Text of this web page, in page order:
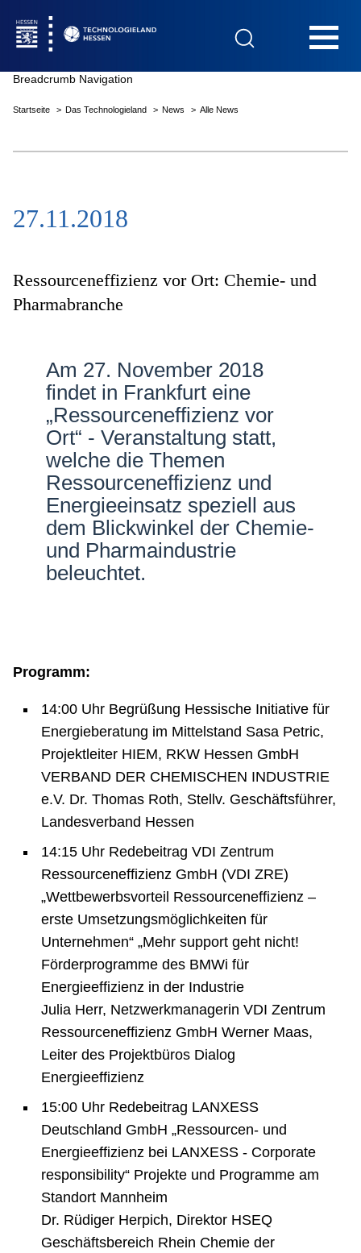
Das Technologieland
Innovationsfelder
Netzwerke
Breadcrumb Navigation
Startseite Das Technologieland News Alle News
27.11.2018
Ressourceneffizienz vor Ort: Chemie- und
Pharmabranche
Am 27. November 2018
findet in Frankfurt eine
„Ressourceneffizienz vor
Ort“ - Veranstaltung statt,
welche die Themen
Ressourceneffizienz und
Energieeinsatz speziell aus
dem Blickwinkel der Chemie-
und Pharmaindustrie
beleuchtet.
Programm:
14:00 Uhr Begrüßung Hessische Initiative für
Energieberatung im Mittelstand Sasa Petric,
Projektleiter HIEM, RKW Hessen GmbH
VERBAND DER CHEMISCHEN INDUSTRIE
e.V. Dr. Thomas Roth, Stellv. Geschäftsführer,
Landesverband Hessen
14:15 Uhr Redebeitrag VDI Zentrum
Ressourceneffizienz GmbH (VDI ZRE)
„Wettbewerbsvorteil Ressourceneffizienz –
erste Umsetzungsmöglichkeiten für
Unternehmen“ „Mehr support geht nicht!
Förderprogramme des BMWi für
Energieeffizienz in der Industrie
Julia Herr, Netzwerkmanagerin VDI Zentrum
Ressourceneffizienz GmbH Werner Maas,
Leiter des Projektbüros Dialog
Energieeffizienz
15:00 Uhr Redebeitrag LANXESS
Deutschland GmbH „Ressourcen- und
Energieeffizienz bei LANXESS - Corporate
responsibility“ Projekte und Programme am
Standort Mannheim
Dr. Rüdiger Herpich, Direktor HSEQ
Geschäftsbereich Rhein Chemie der